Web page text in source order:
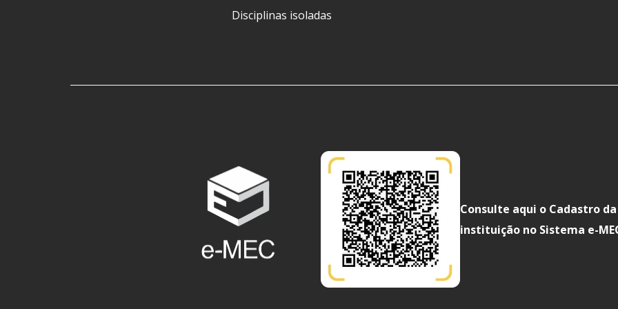
Disciplinas isoladas
Consulte aqui o Cadastro da
instituição no Sistema e-